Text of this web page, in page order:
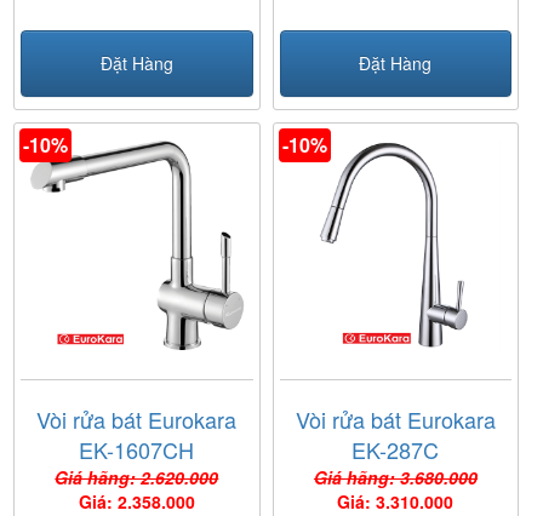
Đặt Hàng Đặt Hàng
-10%
Vòi rửa bát Eurokara
EK-1607CH
Giá hãng: 2.620.000
Giá: 2.358.000
-10%
Vòi rửa bát Eurokara
EK-287C
Giá hãng: 3.680.000
Giá: 3.310.000